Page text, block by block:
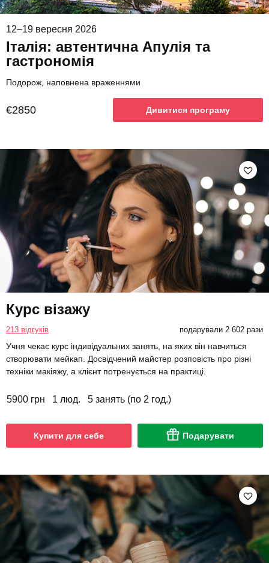
12–19 вересня 2026
Італія: автентична Апулія та
гастрономія
Подорож, наповнена враженнями
€2850 Дивитися програму
Курс візажу
213 відгуків подарували 2 602 рази
Учня чекає курс індивідуальних занять, на яких він навчиться
створювати мейкап. Досвідчений майстер розповість про різні
техніки макіяжу, а клієнт потренується на практиці.
5900 грн 1 люд. 5 занять (по 2 год.)
Купити для себе Подарувати